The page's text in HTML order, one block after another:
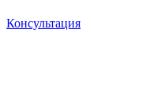
Консультация